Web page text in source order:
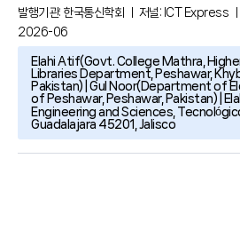
vulnerabilities. This paper introduces a
Algorithm (WOA)-based cancellation
sidelobe suppression. Unlike
발행기관: 한국통신학회 ㅣ 저널: ICT Express
2026-06
Elahi Atif(Govt. College Mathra,
Libraries Department, Peshawar,
Pakistan) | Gul Noor(Department of
of Peshawar, Peshawar, Pakistan) |
Engineering and Sciences,
Guadalajara 45201, Jalisco